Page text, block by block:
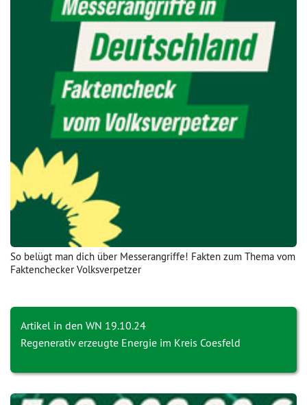
So belügt man dich über Messerangriffe! Fakten zum Thema vom
Faktenchecker Volksverpetzer
Artikel in den WN 19.10.24
Regenerativ erzeugte Energie im Kreis Coesfeld